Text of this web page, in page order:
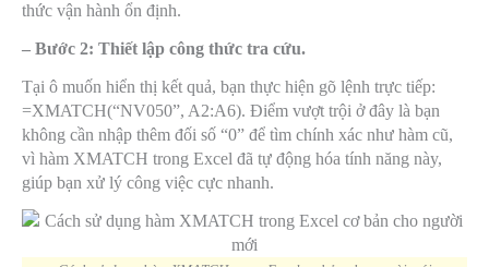
thức vận hành ổn định.
– Bước 2: Thiết lập công thức tra cứu.
Tại ô muốn hiển thị kết quả, bạn thực hiện gõ lệnh trực tiếp:
=XMATCH(“NV050”, A2:A6). Điểm vượt trội ở đây là bạn
không cần nhập thêm đối số “0” để tìm chính xác như hàm cũ,
vì hàm XMATCH trong Excel đã tự động hóa tính năng này,
giúp bạn xử lý công việc cực nhanh.